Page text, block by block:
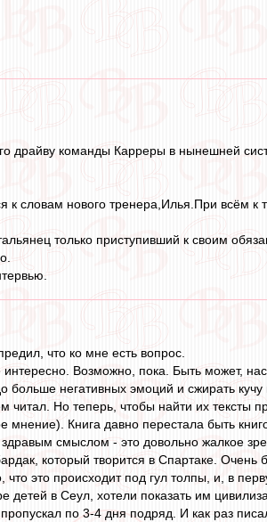
драйву команды Карреры в нынешней
к словам нового тренера,Илья.При всём к
только приступивший к своим
что ко мне есть вопрос.
Возможно, пока. Быть может,
больше негативных эмоций и сжирать
читал. Но теперь, чтобы найти их тексты
мнение). Книга давно перестала быть
смыслом - это довольно жалкое
который творится в Спартаке.
это происходит под гул толпы, и, в
детей в Сеул, хотели показать им
по 3-4 дня подряд. И как раз